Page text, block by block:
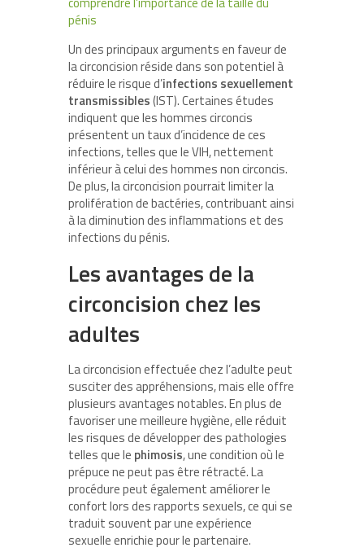
pénis
Un des principaux arguments en faveur de
la circoncision réside dans son potentiel à
réduire le risque d’infections sexuellement
transmissibles(IST). Certaines études
indiquent que les hommes circoncis
présentent un taux d’incidence de ces
infections, telles que le VIH, nettement
inférieur à celui des hommes non circoncis.
De plus, la circoncision pourrait limiter la
prolifération de bactéries, contribuant ainsi
à la diminution des inflammations et des
infections du pénis.
Les avantages de la
circoncision chez les
adultes
La circoncision effectuée chez l’adulte peut
susciter des appréhensions, mais elle offre
plusieurs avantages notables. En plus de
favoriser une meilleure hygiène, elle réduit
les risques de développer des pathologies
telles que le phimosis, une condition où le
prépuce ne peut pas être rétracté. La
procédure peut également améliorer le
confort lors des rapports sexuels, ce qui se
traduit souvent par une expérience
sexuelle enrichie pour le partenaire.